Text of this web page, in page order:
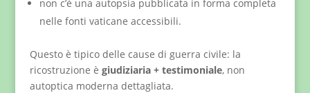
non c’è una autopsia pubblicata in forma completa
nelle fonti vaticane accessibili.
Questo è tipico delle cause di guerra civile: la
ricostruzione è giudiziaria + testimoniale, non
autoptica moderna dettagliata.